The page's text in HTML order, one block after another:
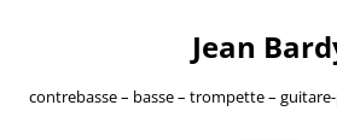
Jean
contrebasse – basse – trompette –